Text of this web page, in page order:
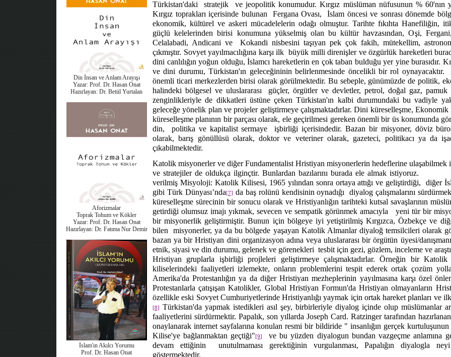
Din İnsan ve Anlam Arayışı
Yazar: Prof. Dr. Hasan Onat
Hazırlayan: Dr. Betül Yurtalan
Aforizmalar
Toprak Tohum ve Kökler
Yazar: Prof. Dr. Hasan Onat
Hazırlayan: Dr. Fatıma Nur Demir
İslam'ın Akılcı Yorumu
Prof. Dr. Hasan Onat
Türkistan'daki
stratejik
ve jeopolitik konumudur. Kırgız müslüman nüfusunun % 60'nın
Kırgız toprakları içerisinde bulunan
Fergana Ovası,
İslam öncesi ve sonrası dönemde
ekonomik, kültürel ve askeri mücadelelerin odağı olmuştur. Tarihte fıkıhta Hanefiliğin,
güçlü kelelerinden birisi konumuna yükselmiş olan bu kültür havzasından, Oşi,
Celalabadi, Andicani ve
Kokandi nisbesini taşıyan pek çok fakih, mütekellim,
çıkmıştır. Sovyet yayılmacılığına karşı ilk büyük milli direnişler ve özgürlük hareketleri
dini canlılığın yoğun olduğu, İslamcı hareketlerin en çok taban bulduğu yer yine burasıdır.
ve dini durumu, Türkistan'ın geleceğininin belirlenmesinde öncelikli bir rol oynayacaktır.
önemli ticari merkezlerden birisi olarak görülmektedir. Bu sebeple, günümüzde de politik,
halindeki bölgesel ve uluslararası
güçler, örgütler ve devletler, petrol, doğal gaz,
zenginlikleriyle de dikkatleri üstüne çeken Türkistan'ın kalbi durumundaki bu vadiyle
geleceğe yönelik plan ve projeler geliştirmeye çalışmaktadırlar. Dini küreselleşme,
küreselleşme planının bir parçası olarak, ele geçirilmesi gereken önemli bir üs konumunda
din,
politika ve kapitalist sermaye
işbirliği içerisindedir. Bazan bir misyoner, döviz
olarak, barış gönüllüsü olarak, doktor ve veteriner olarak, gazeteci, politikacı ya da
çıkabilmektedir.
Katolik misyonerler ve diğer Fundamentalist Hristiyan misyonerlerin hedeflerine ulaşabilmek
ve stratejiler de oldukça ilginçtir. Bunlardan bazılarını burada ele almak istiyoruz.
verilmiş Misyoloji: Katolik Kilisesi, 1965 yılından sonra ortaya attığı ve geliştirdiği,
diğer
gibi Türk Dünyası’nda[7] da baş rolünü kendisinin oynadığı
diyalog çalışmalarını
küreselleşme sürecinin bir sonucu olarak ve Hristiyanlığın tarihteki kutsal savaşlarının
getirdiği olumsuz imajı yıkmak, sevecen ve sempatik görünmek amacıyla
yeni tür bir
bir misyonerlik geliştirmiştir. Bunun için bölgeye iyi yetiştirilmiş Kırgızca, Özbekçe ve
bilen
misyonerler, ya da bu bölgede yaşayan Katolik Almanlar diyaloğ temsilcileri olarak
bazan ya bir Hristiyan dini organizasyon adına veya uluslararası bir örgütün üyesi/
etnik, siyasi ve din durumu, gelenek ve görenekleri tesbit için gezi, gözlem, inceleme ve
Hristiyan gruplarla işbirliği projleleri geliştirmeye çalışmaktadırlar. Örneğin bir Katolik
kiliselerindeki faaliyetleri izlemekte, onların problemlerini tespit ederek ortak çozüm
Amerika'da Protestanlığın ya da diğer Hristiyan mezheplerinin yayılmasına karşı özel
Protestanlarla çatışışan Katolikler, Global Hristiyan Formun'da Hristiyan olmayanların
özellikle eski Sovyet Cumhuriyetlerinde Hristiyanlığı yaymak için ortak hareket planları ve
[8] Türkistan'da yapmak istedikleri asıl şey, birbirleriyle diyalog içinde olup müslümanlar
faaliyetlerini sürdürmektir. Papalık, son yıllarda Joseph Card. Ratzinger tarafından hazırlanan
onaylanarak internet sayfalarına konulan resmi bir bildiride " insanlığın gerçek kurtuluşunun
Kilise'ye bağlanmaktan geçtiği"[9] ve bu yüzden diyalogun bundan vazgeçme anlamına
devam ettiğinin
unutulmaması gerektiğinin vurgulanması, Papalığın diyalogla
göstermektedir.